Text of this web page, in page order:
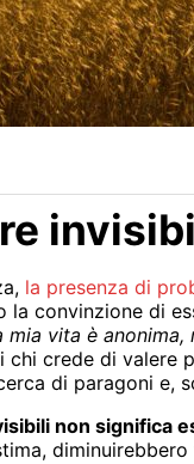
la presenza di
la convinzione di
mia vita è
chi crede di valere
di paragoni e,
non significa